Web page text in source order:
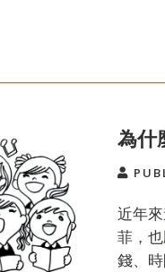
為什
近年
菲，
錢、